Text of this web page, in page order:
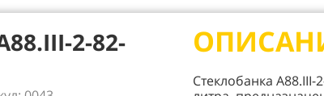
2-82-
Стеклобанка